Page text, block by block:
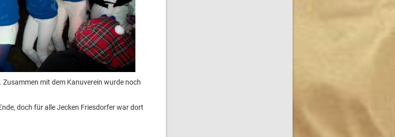
mit dem Kanuverein wurde noch
doch für alle Jecken Friesdorfer war dort